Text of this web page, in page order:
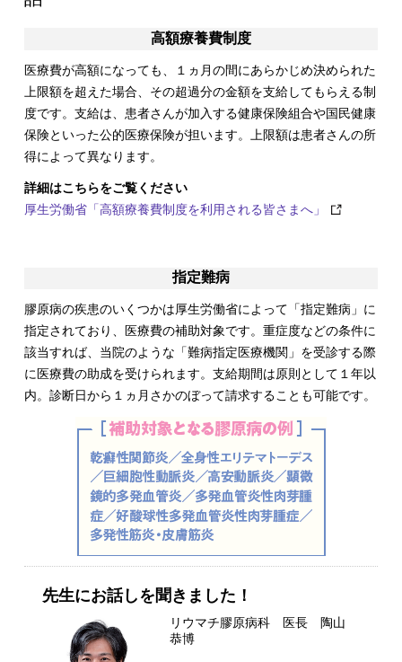
高額療養費制度
医療費が高額になっても、１ヵ月の間にあらかじめ決められた
上限額を超えた場合、その超過分の金額を支給してもらえる制
度です。支給は、患者さんが加入する健康保険組合や国民健康
保険といった公的医療保険が担います。上限額は患者さんの所
得によって異なります。
詳細はこちらをご覧ください
厚生労働省「高額療養費制度を利用される皆さまへ」
指定難病
膠原病の疾患のいくつかは厚生労働省によって「指定難病」に
指定されており、医療費の補助対象です。重症度などの条件に
該当すれば、当院のような「難病指定医療機関」を受診する際
に医療費の助成を受けられます。支給期間は原則として１年以
内。診断日から１ヵ月さかのぼって請求することも可能です。
先生にお話しを聞きました！
リウマチ膠原病科 医長 陶山
恭博